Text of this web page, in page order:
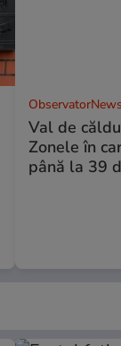
Val de
Zonele în
până la 39